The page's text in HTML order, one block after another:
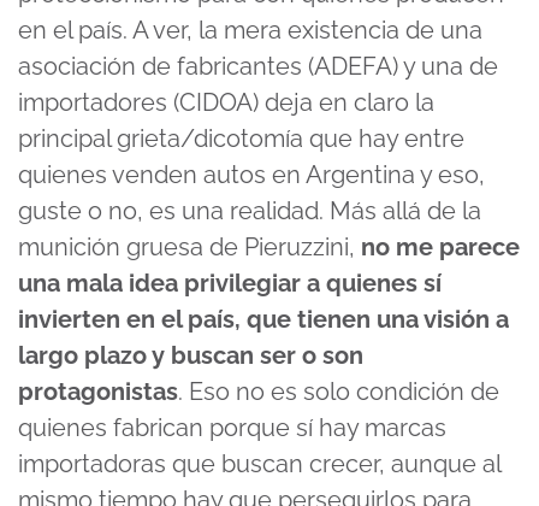
en el país. A ver, la mera existencia de una
asociación de fabricantes (ADEFA) y una de
importadores (CIDOA) deja en claro la
principal grieta/dicotomía que hay entre
quienes venden autos en Argentina y eso,
guste o no, es una realidad. Más allá de la
munición gruesa de Pieruzzini, no me parece
una mala idea privilegiar a quienes sí
invierten en el país, que tienen una visión a
largo plazo y buscan ser o son
protagonistas. Eso no es solo condición de
quienes fabrican porque sí hay marcas
importadoras que buscan crecer, aunque al
mismo tiempo hay que perseguirlos para